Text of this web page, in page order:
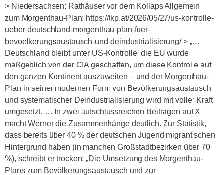
> Niedersachsen: Rathäuser vor dem Kollaps Allgemein
zum Morgenthau-Plan: https://tkp.at/2026/05/27/us-kontrolle-
ueber-deutschland-morgenthau-plan-fuer-
bevoelkerungsaustausch-und-deindustrialisierung/ > „…
Deutschland bleibt unter US-Kontrolle, die EU wurde
maßgeblich von der CIA geschaffen, um diese Kontrolle auf
den ganzen Kontinent auszuweiten – und der Morgenthau-
Plan in seiner modernen Form von Bevölkerungsaustausch
und systematischer Deindustrialisierung wird mit voller Kraft
umgesetzt. … In zwei aufschlussreichen Beiträgen auf X
macht Werner die Zusammenhänge deutlich. Zur Statistik,
dass bereits über 40 % der deutschen Jugend migrantischen
Hintergrund haben (in manchen Großstadtbezirken über 70
%), schreibt er trocken: „Die Umsetzung des Morgenthau-
Plans zum Bevölkerungsaustausch und zur